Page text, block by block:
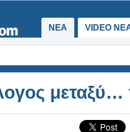
ΝΕΑ VIDEO